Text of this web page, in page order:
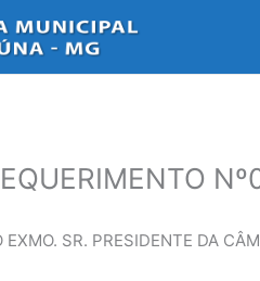
EXMO. SR. PRESIDENTE DA